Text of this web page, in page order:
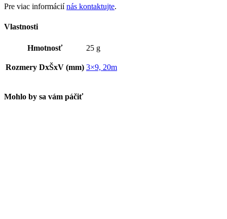
Pre viac informáciínás kontaktujte.
Vlastnosti
Hmotnosť 25 g
Rozmery DxŠxV (mm) 3×9, 20m
Mohlo by sa vám páčiť